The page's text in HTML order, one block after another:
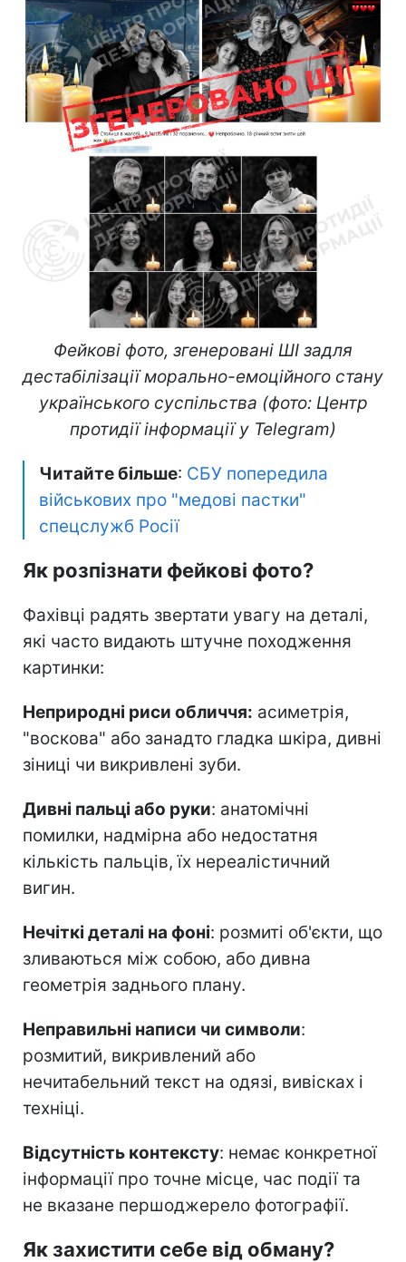
Фейкові фото, згенеровані ШІ задля
дестабілізації морально-емоційного стану
українського суспільства (фото: Центр
протидії інформації у Telegram)
Читайте більше: СБУ попередила
військових про "медові пастки"
спецслужб Росії
Як розпізнати фейкові фото?
Фахівці радять звертати увагу на деталі,
які часто видають штучне походження
картинки:
Неприродні риси обличчя: асиметрія,
"воскова" або занадто гладка шкіра, дивні
зіниці чи викривлені зуби.
Дивні пальці або руки: анатомічні
помилки, надмірна або недостатня
кількість пальців, їх нереалістичний
вигин.
Нечіткі деталі на фоні: розмиті об'єкти, що
зливаються між собою, або дивна
геометрія заднього плану.
Неправильні написи чи символи:
розмитий, викривлений або
нечитабельний текст на одязі, вивісках і
техніці.
Відсутність контексту: немає конкретної
інформації про точне місце, час події та
не вказане першоджерело фотографії.
Як захистити себе від обману?